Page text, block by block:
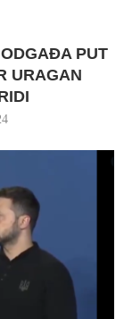
PUT
URAGAN